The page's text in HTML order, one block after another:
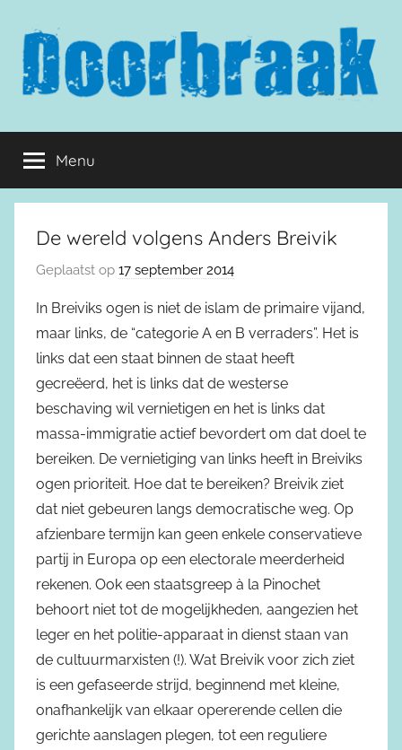
inhoud
springen
Doorbraak.eu
Menu
De wereld volgens Anders Breivik
Geplaatst op 17 september 2014
In Breiviks ogen is niet de islam de primaire vijand,
maar links, de “categorie A en B verraders”. Het is
links dat een staat binnen de staat heeft
gecreëerd, het is links dat de westerse
beschaving wil vernietigen en het is links dat
massa-immigratie actief bevordert om dat doel te
bereiken. De vernietiging van links heeft in Breiviks
ogen prioriteit. Hoe dat te bereiken? Breivik ziet
dat niet gebeuren langs democratische weg. Op
afzienbare termijn kan geen enkele conservatieve
partij in Europa op een electorale meerderheid
rekenen. Ook een staatsgreep à la Pinochet
behoort niet tot de mogelijkheden, aangezien het
leger en het politie-apparaat in dienst staan van
de cultuurmarxisten (!). Wat Breivik voor zich ziet
is een gefaseerde strijd, beginnend met kleine,
onafhankelijk van elkaar opererende cellen die
gerichte aanslagen plegen, tot een reguliere